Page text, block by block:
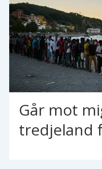
Går mot
tredjeland